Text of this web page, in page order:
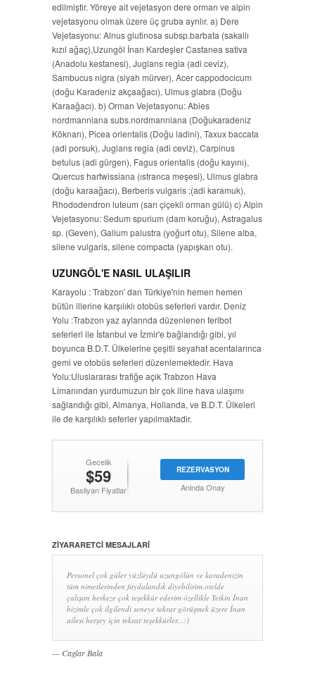
edilmiştir. Yöreye ait vejetasyon dere orman ve alpin
vejetasyonu olmak üzere üç gruba ayrılır. a) Dere
Vejetasyonu: Alnus glutinosa subsp.barbata (sakallı
kızıl ağaç),Uzungöl İnan Kardeşler Castanea sativa
(Anadolu kestanesi), Juglans regia (adi ceviz),
Sambucus nigra (siyah mürver), Acer cappodocicum
(doğu Karadeniz akçaağacı), Ulmus glabra (Doğu
Karaağacı). b) Orman Vejetasyonu: Abies
nordmanniana subs.nordmanniana (Doğukaradeniz
Köknarı), Picea orientalis (Doğu ladini), Taxux baccata
(adi porsuk), Juglans regia (adi ceviz), Carpinus
betulus (adi gürgen), Fagus orientalis (doğu kayını),
Quercus hartwissiana (ıstranca meşesi), Ulmus glabra
(doğu karaağacı), Berberis vulgaris ;(adi karamuk),
Rhododendron luteum (sarı çiçekli orman gülü) c) Alpin
Vejetasyonu: Sedum spurium (dam koruğu), Astragalus
sp. (Geven), Galium palustra (yoğurt otu), Silene alba,
silene vulgaris, silene compacta (yapışkan otu).
UZUNGÖL'E NASIL ULAŞILIR
Karayolu : Trabzon' dan Türkiye'nin hemen hemen
bütün illerine karşılıklı otobüs seferleri vardır. Deniz
Yolu :Trabzon yaz aylarında düzenlenen feribot
seferleri ile İstanbul ve İzmir'e bağlandığı gibi, yıl
boyunca B.D.T. Ülkelerine çeşitli seyahat acentalarınca
gemi ve otobüs seferleri düzenlemektedir. Hava
Yolu:Uluslararası trafiğe açık Trabzon Hava
Limanından yurdumuzun bir çok iline hava ulaşımı
sağlandığı gibi, Almanya, Hollanda, ve B.D.T. Ülkeleri
ile de karşılıklı seferler yapılmaktadir.
Gecelik
$59
Basliyan Fiyatlar
REZERVASYON
Aninda Onay
ZIYARARETCI MESAJLARI
Personel çok güler yüzlüydü uzungölün ve karadenizin
tüm nimetlerinden faydalandık diyebilirim.otelde
çalışan herkeze çok teşekkür ederim özellikle Yetkin İnan
bizimle çok ilgilendi seneye tekrar görüşmek üzere İnan
ailesi herşey için tekrar teşekkürler...:)
Caglar Bala